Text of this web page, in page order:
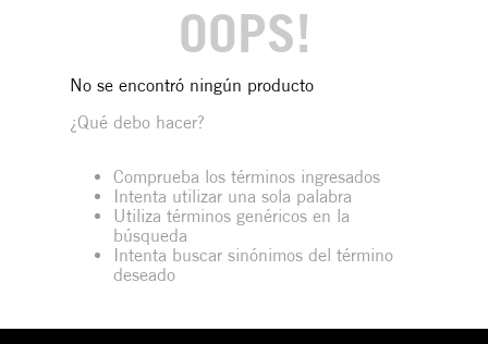
OOPS!
No se encontró ningún producto
¿Qué debo hacer?
Comprueba los términos ingresados
Intenta utilizar una sola palabra
Utiliza términos genéricos en la
búsqueda
Intenta buscar sinónimos del término
deseado